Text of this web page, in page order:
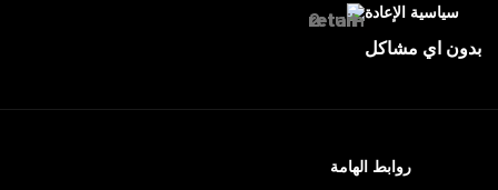
سياسية الإعادة
بدون اي مشاكل
روابط الهامة